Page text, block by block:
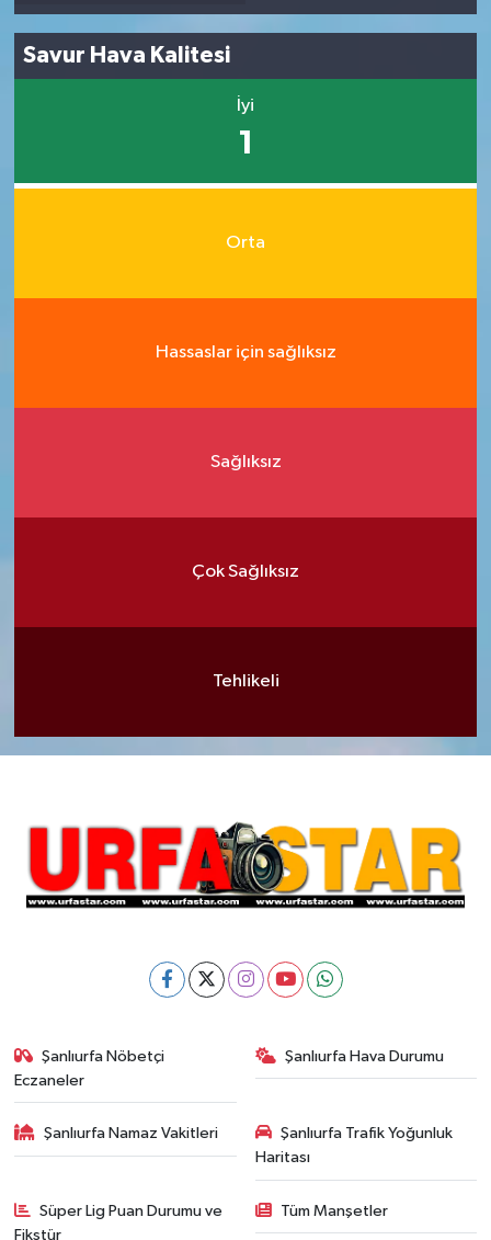
Savur Hava Kalitesi
İyi
1
Orta
Hassaslar için sağlıksız
Sağlıksız
Çok Sağlıksız
Tehlikeli
Şanlıurfa Nöbetçi
Eczaneler
Şanlıurfa Hava Durumu
Şanlıurfa Namaz Vakitleri
Şanlıurfa Trafik Yoğunluk
Haritası
Süper Lig Puan Durumu ve
Fikstür
Tüm Manşetler